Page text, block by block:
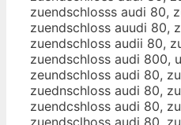
zuendschlosss audi 80,
zuendschloss auudi 80,
zuendschloss audii 80,
zuendschloss audi 800,
zeundschloss audi 80,
zuednschloss audi 80,
zuendcshloss audi 80,
zuendsclhoss audi 80,